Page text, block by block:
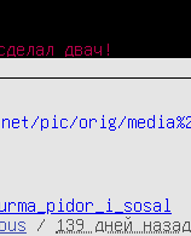
двач!
/ 139 дней назад